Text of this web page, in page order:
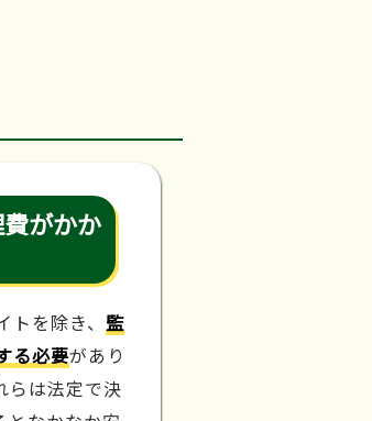
がかか
を除き、 監
る必要があり
らは法定で決